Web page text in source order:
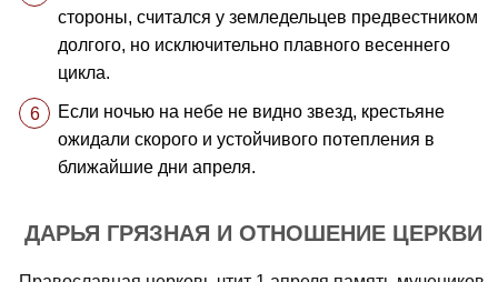
стороны, считался у земледельцев предвестником
долгого, но исключительно плавного весеннего
цикла.
Если ночью на небе не видно звезд, крестьяне
ожидали скорого и устойчивого потепления в
ближайшие дни апреля.
ДАРЬЯ ГРЯЗНАЯ И ОТНОШЕНИЕ ЦЕРКВИ